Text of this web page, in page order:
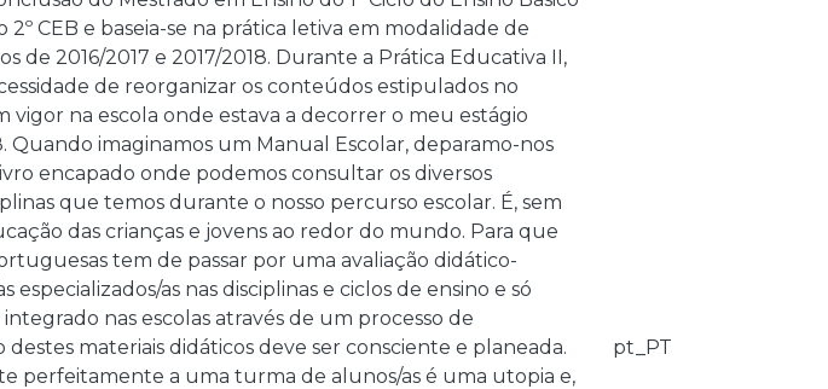
2º CEB e baseia-se na prática letiva em modalidade de
de 2016/2017 e 2017/2018. Durante a Prática Educativa II,
de reorganizar os conteúdos estipulados no
vigor na escola onde estava a decorrer o meu estágio
imaginamos um Manual Escolar, deparamo-nos
encapado onde podemos consultar os diversos
que temos durante o nosso percurso escolar. É, sem
das crianças e jovens ao redor do mundo. Para que
tem de passar por uma avaliação didático-
as nas disciplinas e ciclos de ensino e só
nas escolas através de um processo de
materiais didáticos deve ser consciente e planeada.
perfeitamente a uma turma de alunos/as é uma utopia e,
pt_PT